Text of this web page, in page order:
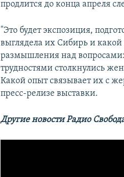
продлится до конца апреля
"Это будет экспозиция,
выглядела их Сибирь и
размышления над
трудностями столкнулись
Какой опыт связывает их с
пресс-релизе выставки.
Другие новости Радио